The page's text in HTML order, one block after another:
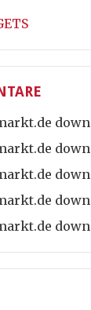
down
down
down
down
down